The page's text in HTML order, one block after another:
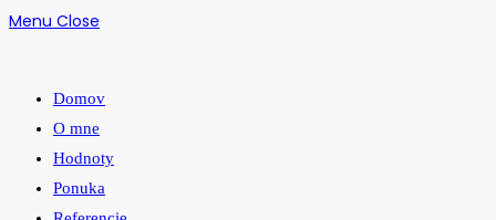
Menu Close
Domov
O mne
Hodnoty
Ponuka